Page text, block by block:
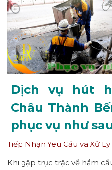
Dịch vụ hút
Châu Thành
phục vụ như sau
Tiếp Nhận Yêu Cầu và Xử
Khi gặp trục trặc về hầm